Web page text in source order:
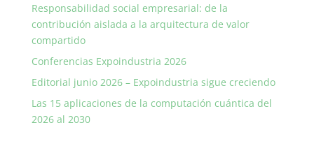
Responsabilidad social empresarial: de la
contribución aislada a la arquitectura de valor
compartido
Conferencias Expoindustria 2026
Editorial junio 2026 – Expoindustria sigue creciendo
Las 15 aplicaciones de la computación cuántica del
2026 al 2030